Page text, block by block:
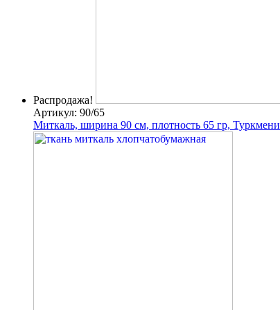
Распродажа!
Артикул: 90/65
Миткаль, ширина 90 см, плотность 65 гр,